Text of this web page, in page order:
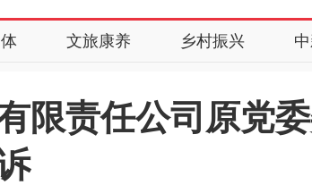
文旅康养 乡村振兴
限责任公司原党